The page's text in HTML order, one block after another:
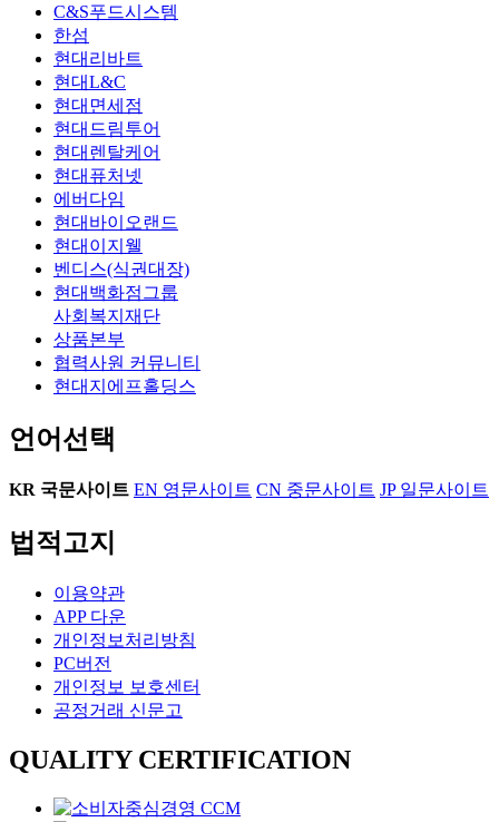
C&S푸드시스템
한섬
현대리바트
현대L&C
현대면세점
현대드림투어
현대렌탈케어
현대퓨처넷
에버다임
현대바이오랜드
현대이지웰
벤디스(식권대장)
현대백화점그룹
사회복지재단
상품본부
협력사원 커뮤니티
현대지에프홀딩스
언어선택
KR 국문사이트 EN 영문사이트 CN 중문사이트 JP일문사이트
법적고지
이용약관
APP 다운
개인정보처리방침
PC버전
개인정보 보호센터
공정거래 신문고
QUALITY CERTIFICATION